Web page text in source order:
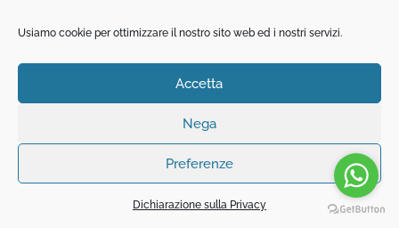
Usiamo cookie per ottimizzare il nostro sito web ed i nostri servizi.
Accetta
Nega
Preferenze
Dichiarazione sulla Privacy
Trapianto capelli a Catania
Trapianto capelli a Chieti
Trapianto capelli a Cosenza
Trapianto capelli a Cremona
Trapianto capelli a Ferrara
Trapianto capelli a Firenze
Trapianto capelli a Genova